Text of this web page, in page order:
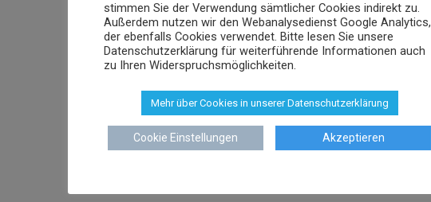
stimmen Sie der Verwendung sämtlicher Cookies indirekt zu.
Außerdem nutzen wir den Webanalysedienst Google Analytics,
der ebenfalls Cookies verwendet. Bitte lesen Sie unsere
Datenschutzerklärung für weiterführende Informationen auch
zu Ihren Widerspruchsmöglichkeiten.
Mehr über Cookies in unserer Datenschutzerklärung
Cookie Einstellungen Akzeptieren